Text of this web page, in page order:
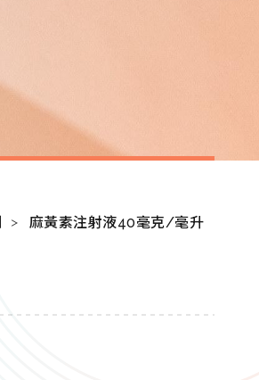
麻黃素注射液40毫克/毫升